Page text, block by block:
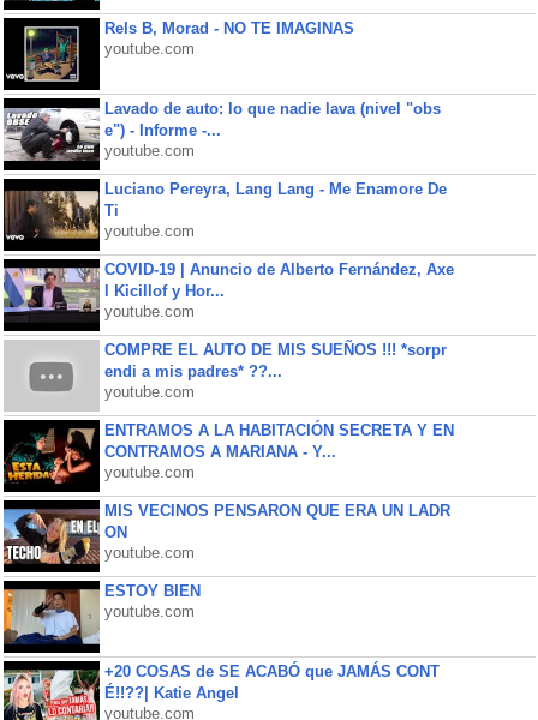
Rels B, Morad - NO TE IMAGINAS
youtube.com
Lavado de auto: lo que nadie lava (nivel "obs
e") - Informe -...
youtube.com
Luciano Pereyra, Lang Lang - Me Enamore De
Ti
youtube.com
COVID-19 | Anuncio de Alberto Fernández, Axe
l Kicillof y Hor...
youtube.com
COMPRE EL AUTO DE MIS SUEÑOS !!! *sorpr
endi a mis padres* ??...
youtube.com
ENTRAMOS A LA HABITACIÓN SECRETA Y EN
CONTRAMOS A MARIANA - Y...
youtube.com
MIS VECINOS PENSARON QUE ERA UN LADR
ON
youtube.com
ESTOY BIEN
youtube.com
+20 COSAS de SE ACABÓ que JAMÁS CONT
É!!??| Katie Angel
youtube.com